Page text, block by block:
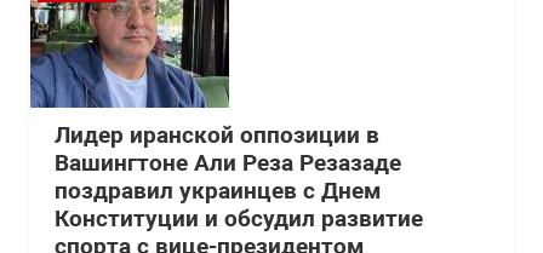
Лидер иранской оппозиции в
Вашингтоне Али Реза Резазаде
поздравил украинцев с Днем
Конституции и обсудил развитие
спорта с вице-президентом